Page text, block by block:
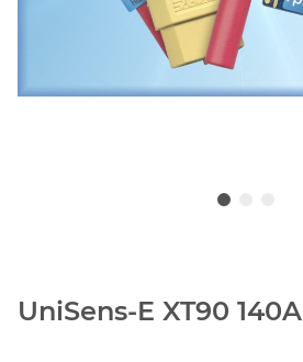
UniSens-E XT90 140A